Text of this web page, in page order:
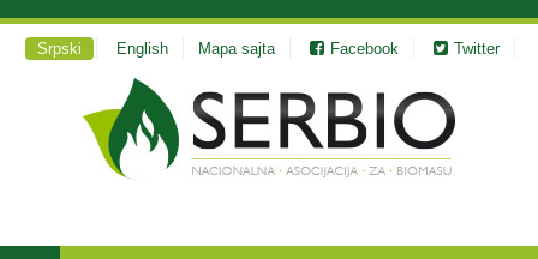
Srpski English Mapa sajta Facebook Twitter